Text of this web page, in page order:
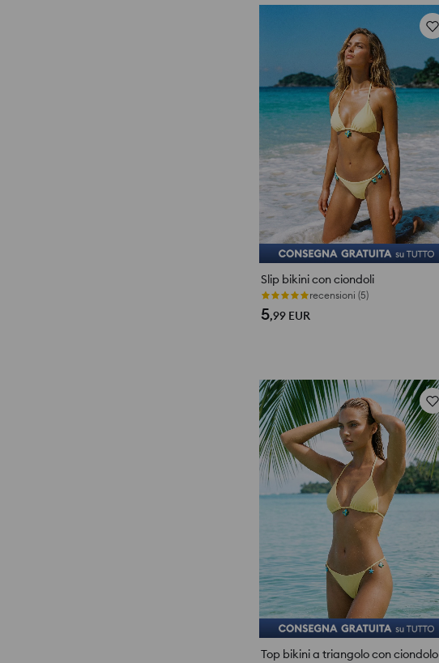
Slip bikini con ciondoli
recensioni (5)
5,99 EUR
Top bikini a triangolo con ciondolo